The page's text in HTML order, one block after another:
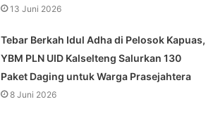
13 Juni 2026
Tebar Berkah Idul Adha di Pelosok Kapuas,
YBM PLN UID Kalselteng Salurkan 130
Paket Daging untuk Warga Prasejahtera
8 Juni 2026